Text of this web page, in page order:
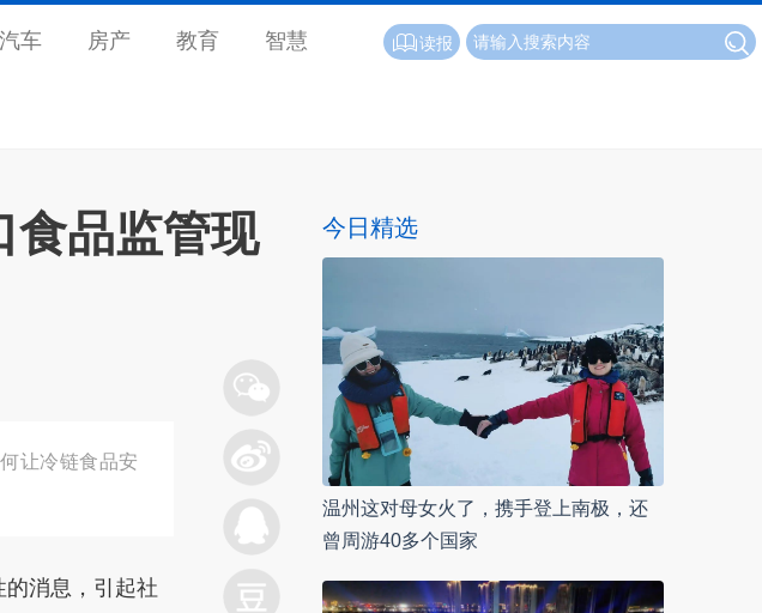
汽车 房产 教育 智慧 读报
品监管现
让冷链食品安
消息，引起社
今日精选
温州这对母女火了，携手登上南极，还
曾周游40多个国家